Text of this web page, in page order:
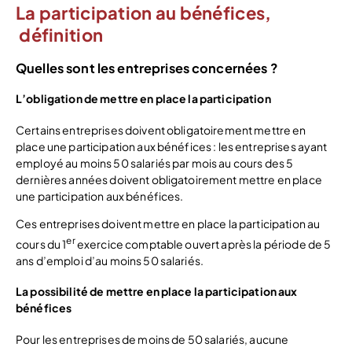
La participation au bénéfices,
définition
Quelles sont les entreprises concernées ?
L’obligation de mettre en place la participation
Certains entreprises doivent obligatoirement mettre en
place une participation aux bénéfices : les entreprises ayant
employé au moins 50 salariés par mois au cours des 5
dernières années doivent obligatoirement mettre en place
une participation aux bénéfices.
Ces entreprises doivent mettre en place la participation au
cours du 1erexercice comptable ouvert après la période de 5
ans d’emploi d’au moins 50 salariés.
La possibilité de mettre en place la participation aux
bénéfices
Pour les entreprises de moins de 50 salariés, aucune